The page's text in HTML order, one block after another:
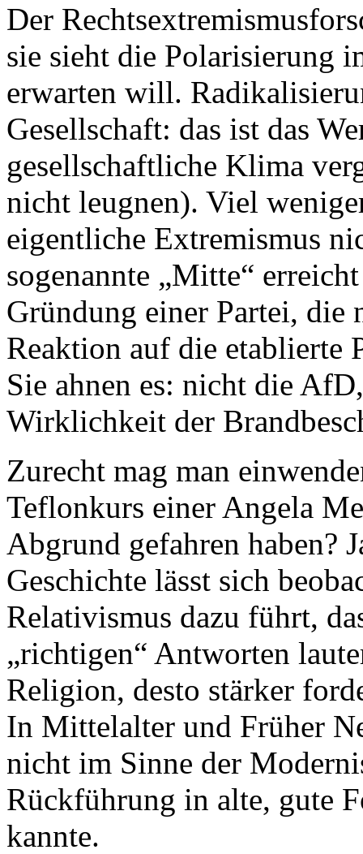
Der
sie sieht die Polarisierung
erwarten will.
Gesellschaft: das ist das
gesellschaftliche Klima
nicht leugnen). Viel
eigentliche Extremismus
sogenannte „Mitte“
Gründung einer Partei, die
Reaktion auf die etablierte
Sie ahnen es: nicht die
Wirklichkeit der
Zurecht mag man
Teflonkurs einer Angela
Abgrund gefahren haben?
Geschichte lässt sich
Relativismus dazu führt,
„richtigen“ Antworten
Religion, desto stärker
In Mittelalter und Früher
nicht im Sinne der
Rückführung in alte, gute
kannte.